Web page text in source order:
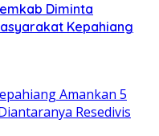
Diminta
Kepahiang